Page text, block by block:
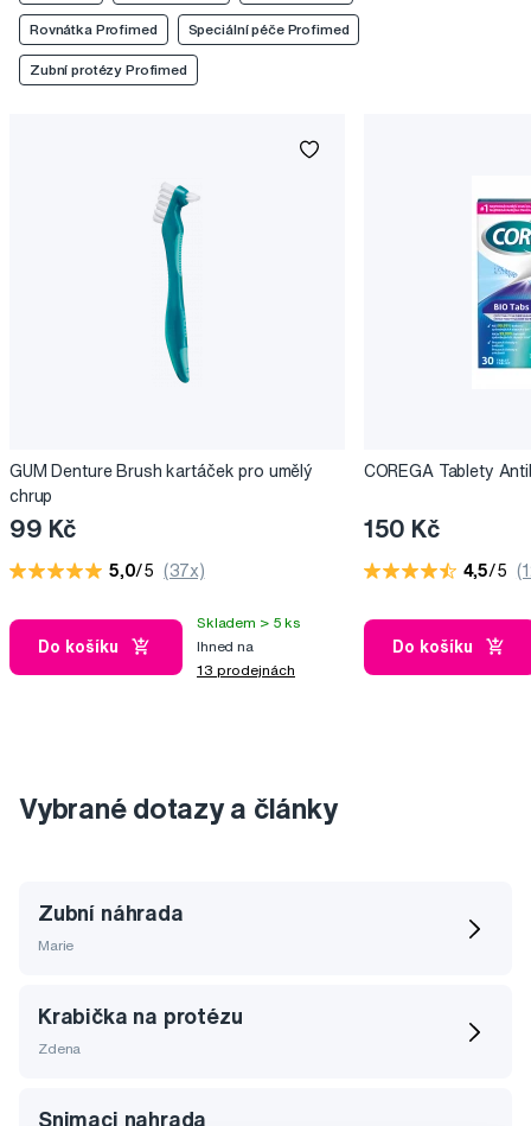
Rovnátka Profimed Speciální péče Profimed
Zubní protézy Profimed
GUM Denture Brush kartáček pro umělý
chrup
99 Kč
5,0/5 (37x)
Do košíku
Skladem > 5 ks
Ihned na
13 prodejnách
COREGA Tablety
150 Kč
4,5/5
Do košíku
Vybrané dotazy a články
Zubní náhrada
Marie
Krabička na protézu
Zdena
Snimaci nahrada